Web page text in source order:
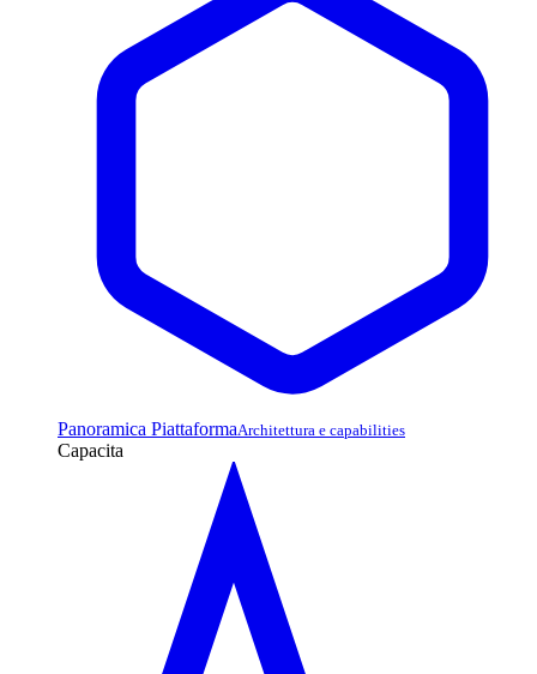
Panoramica PiattaformaArchitettura e capabilities
Capacita